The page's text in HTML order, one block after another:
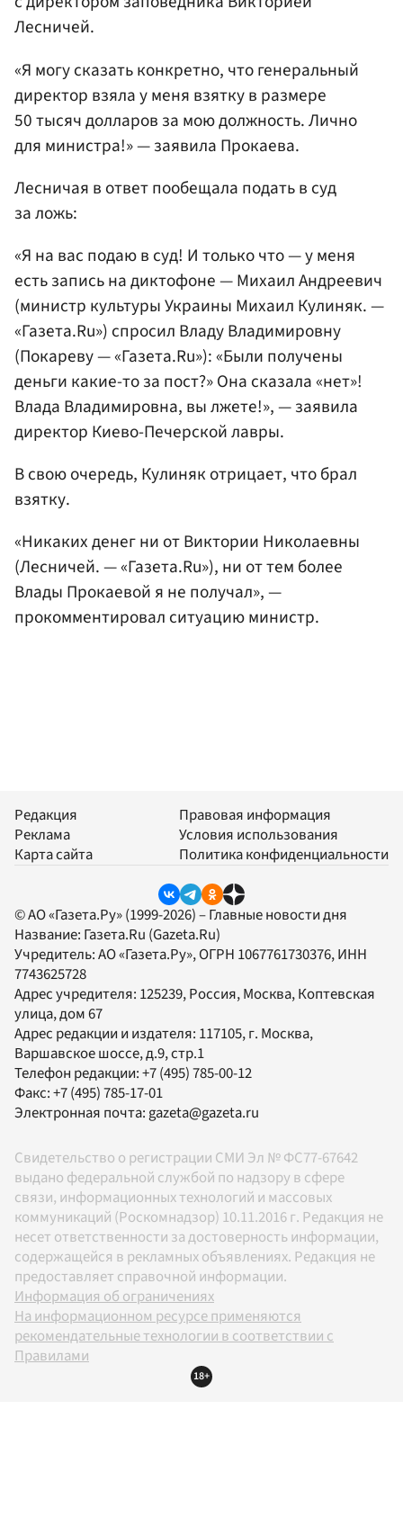
Лесничей.
«Я могу сказать конкретно, что генеральный
директор взяла у меня взятку в размере
50 тысяч долларов за мою должность. Лично
для министра!» — заявила Прокаева.
Лесничая в ответ пообещала подать в суд
за ложь:
«Я на вас подаю в суд! И только что — у меня
есть запись на диктофоне — Михаил Андреевич
(министр культуры Украины Михаил Кулиняк. —
«Газета.Ru») спросил Владу Владимировну
(Покареву — «Газета.Ru»): «Были получены
деньги какие-то за пост?» Она сказала «нет»!
Влада Владимировна, вы лжете!», — заявила
директор Киево-Печерской лавры.
В свою очередь, Кулиняк отрицает, что брал
взятку.
«Никаких денег ни от Виктории Николаевны
(Лесничей. — «Газета.Ru»), ни от тем более
Влады Прокаевой я не получал», —
прокомментировал ситуацию министр.
Редакция
Реклама
Карта сайта
Правовая информация
Условия использования
Политика конфиденциальности
© АО «Газета.Ру» (1999-2026) – Главные новости дня
Название: Газета.Ru (Gazeta.Ru)
Учредитель:АО «Газета.Ру», ОГРН 1067761730376, ИНН
7743625728
Адрес учредителя: 125239, Россия, Москва, Коптевская
улица, дом 67
Адрес редакции и издателя: 117105, г. Москва,
Варшавское шоссе, д.9, стр.1
Телефон редакции:+7 (495) 785-00-12
Факс:+7 (495) 785-17-01
Электронная почта: gazeta@gazeta.ru
Свидетельство о регистрации СМИ Эл № ФС77-67642
выдано федеральной службой по надзору в сфере
связи, информационных технологий и массовых
коммуникаций (Роскомнадзор) 10.11.2016 г. Редакция не
несет ответственности за достоверность информации,
содержащейся в рекламных объявлениях. Редакция не
предоставляет справочной информации.
Информация об ограничениях
На информационном ресурсе применяются
рекомендательные технологии в соответствии с
Правилами
18+